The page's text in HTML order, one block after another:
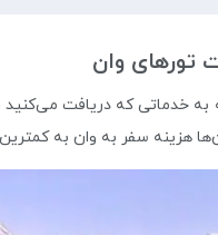
تورهای وان
به خدماتی که دریافت
هزینه سفر به وان به کمترین